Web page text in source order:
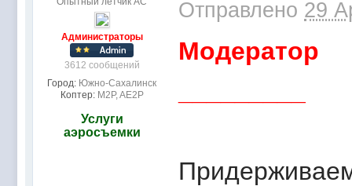
Администраторы
3612 сообщений
Город: Южно-Сахалинск
Коптер: M2P, AE2P
Услуги
аэросъемки
Отправлено 29
Модератор